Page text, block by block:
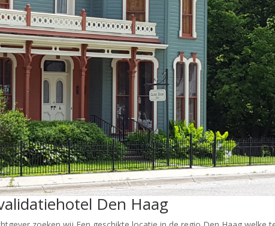
Den Haag